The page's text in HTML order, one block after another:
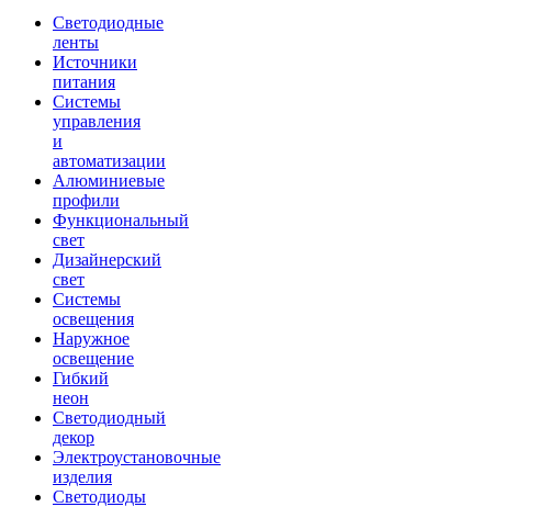
Светодиодные
ленты
Источники
питания
Системы
управления
и
автоматизации
Алюминиевые
профили
Функциональный
свет
Дизайнерский
свет
Системы
освещения
Наружное
освещение
Гибкий
неон
Светодиодный
декор
Электроустановочные
изделия
Светодиоды